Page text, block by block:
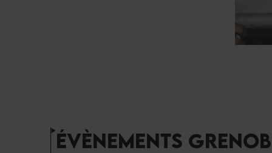
ÉVÈNEMENTS